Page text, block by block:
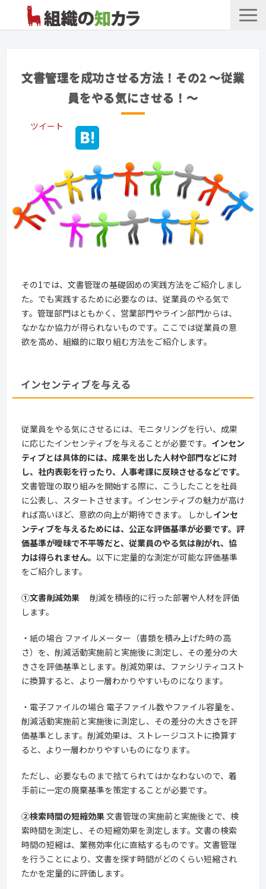
記事カテゴリ一覧
お客様事例
文書管理を成功させる方法！その2 ～従業
員をやる気にさせる！～
ツイート
その1では、文書管理の基礎固めの実践方法をご紹介しまし
た。でも実践するために必要なのは、従業員のやる気で
す。管理部門はともかく、営業部門やライン部門からは、
なかなか協力が得られないものです。ここでは従業員の意
欲を高め、組織的に取り組む方法をご紹介します。
インセンティブを与える
従業員をやる気にさせるには、モニタリングを行い、成果
に応じたインセンティブを与えることが必要です。 インセン
ティブとは具体的には、成果を出した人材や部門などに対
し、社内表彰を行ったり、人事考課に反映させるなどです。
文書管理の取り組みを開始する際に、こうしたことを社員
に公表し、スタートさせます。インセンティブの魅力が高け
れば高いほど、意欲の向上が期待できます。 しかしインセ
ンティブを与えるためには、公正な評価基準が必要です。評
価基準が曖昧で不平等だと、従業員のやる気は削がれ、協
力は得られません。 以下に定量的な測定が可能な評価基準
をご紹介します。
①文書削減効果 削減を積極的に行った部署や人材を評価
します。
・紙の場合 ファイルメーター（書類を積み上げた時の高
さ）を、削減活動実施前と実施後に測定し、その差分の大
きさを評価基準とします。削減効果は、ファシリティコスト
に換算すると、より一層わかりやすいものになります。
・電子ファイルの場合 電子ファイル数やファイル容量を、
削減活動実施前と実施後に測定し、その差分の大きさを評
価基準とします。削減効果は、ストレージコストに換算す
ると、より一層わかりやすいものになります。
ただし、必要なものまで捨てられてはかなわないので、着
手前に一定の廃棄基準を策定することが必要です。
②検索時間の短縮効果文書管理の実施前と実施後とで、検
索時間を測定し、その短縮効果を測定します。文書の検索
時間の短縮は、業務効率化に直結するものです。文書管理
を行うことにより、文書を探す時間がどのくらい短縮され
たかを定量的に評価します。